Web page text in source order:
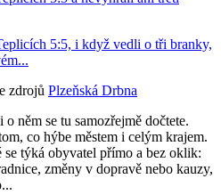
5:5, i když vedli o tři branky,
zdrojů Plzeňská Drbna
něm se tu samozřejmě dočtete.
co hýbe městem i celým krajem.
se týká obyvatel přímo a bez oklik:
změny v dopravě nebo kauzy,